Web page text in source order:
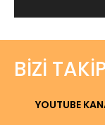
BIZI
YOUTUBE